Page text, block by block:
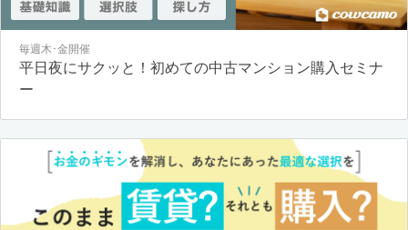
毎週木･金開催
平日夜にサクッと！初めての中古マンション購入セミナ
ー